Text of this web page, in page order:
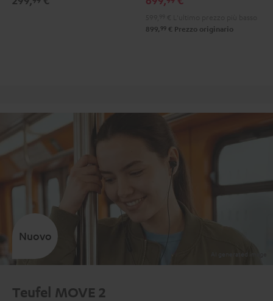
GreenRosso
899, 99 € Prezzo originario
Teufel MOVE 2
Nuovo